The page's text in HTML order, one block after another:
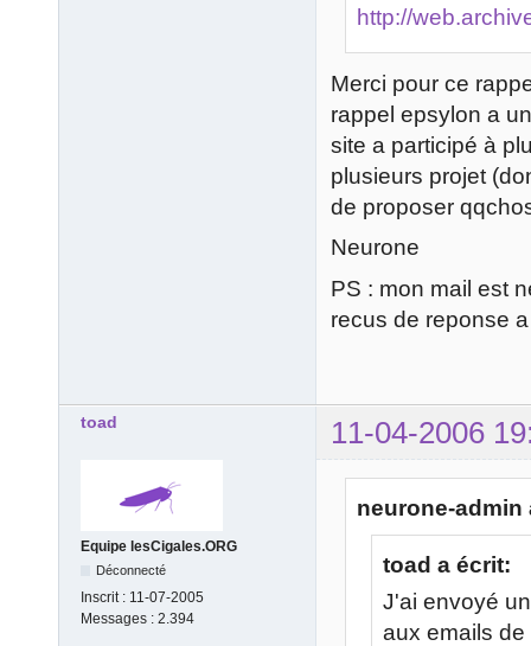
http://
Merci pour ce
rappel epsylon a
site a participé à
plusieurs projet
de proposer
Neurone
PS : mon mail est
recus de reponse
toad 11-04-2006
Equipe lesCigales.ORG
Déconnecté
Inscrit : 11-07-2005
Messages : 2.394
neurone-admin
toad a écrit:
J'ai envoyé
aux emails